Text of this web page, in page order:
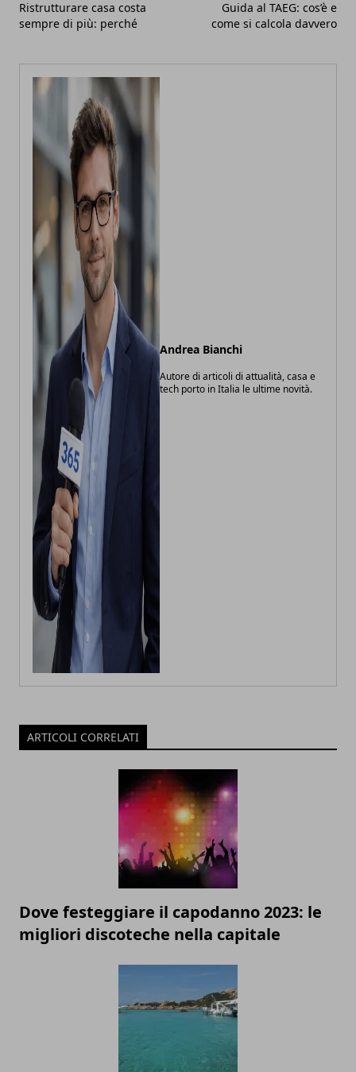
Ristrutturare casa costa
sempre di più: perché
Guida al TAEG: cos’è e
come si calcola davvero
Andrea Bianchi
Autore di articoli di attualità, casa e
tech porto in Italia le ultime novità.
ARTICOLI CORRELATI
Dove festeggiare il capodanno 2023: le
migliori discoteche nella capitale